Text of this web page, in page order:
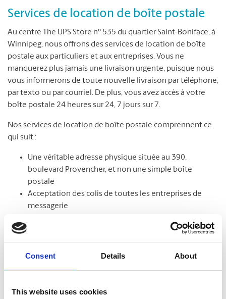
Consent Details About
This website uses cookies
Services de location de boîte postale
Au centre The UPS Store n° 535 du quartier Saint-Boniface, à
Winnipeg, nous offrons des services de location de boîte
postale aux particuliers et aux entreprises. Vous ne
manquerez plus jamais une livraison urgente, puisque nous
vous informerons de toute nouvelle livraison par téléphone,
par texto ou par courriel. De plus, vous avez accès à votre
boîte postale 24 heures sur 24, 7 jours sur 7.
Nos services de location de boîte postale comprennent ce
qui suit :
Une véritable adresse physique située au 390,
boulevard Provencher, et non une simple boîte
postale
Acceptation des colis de toutes les entreprises de
messagerie
Services de retenue et de réexpédition de courrier
Possibilité de faire livrer à une autre adresse